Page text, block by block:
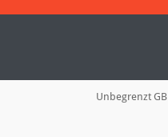
Unbegrenzt